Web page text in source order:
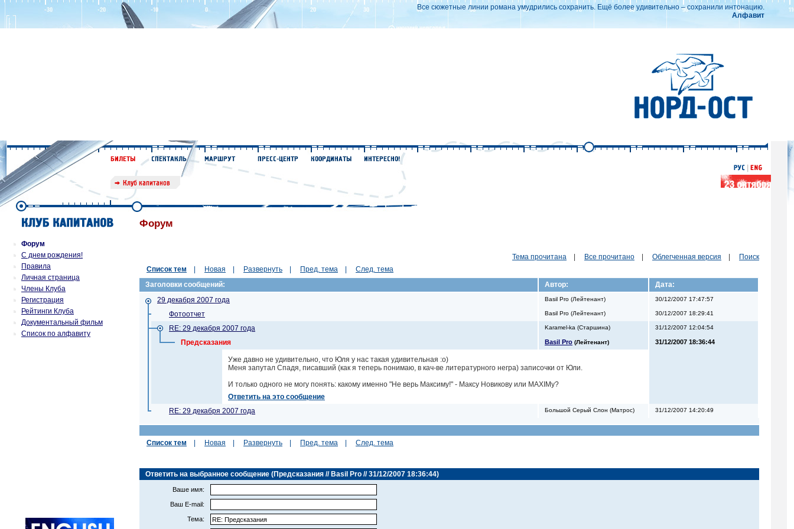
Все сюжетные линии романа умудрились сохранить. Ещё более удивительно – сохранили интонацию.
Алфавит
Форум
С днем рождения!
Правила
Личная страница
Члены Клуба
Регистрация
Рейтинги Клуба
Документальный фильм
Список по алфавиту
Форум
Тема прочитана Все прочитано Облегченная версия
Поиск
Список тем
Новая Развернуть Пред. тема
След. тема
Заголовки сообщений:
Автор:
Дата:
29 декабря 2007 года
Basil Pro (Лейтенант) 30/12/2007 17:47:57
Фотоотчет Basil Pro (Лейтенант) 30/12/2007 18:29:41
RE: 29 декабря 2007 года Karamel-ka (Старшина) 31/12/2007 12:04:54
Предсказания Basil Pro (Лейтенант) 31/12/2007 18:36:44
Уже давно не удивительно, что Юля у нас такая удивительная :о)
Меня запутал Спадя, писавший (как я теперь понимаю, в кач-ве литературного негра) записочки от Юли.
И только одного не могу понять: какому именно "Не верь Максиму!" - Максу Новикову или MAXIMу?
Ответить на это сообщение
RE: 29 декабря 2007 года
Большой Серый Слон (Матрос) 31/12/2007 14:20:49
Список тем Новая Развернуть Пред. тема След. тема
Ответить на выбранное сообщение (Предсказания // Basil Pro // 31/12/2007 18:36:44)
Ваше имя:
Ваш E-mail:
Тема: